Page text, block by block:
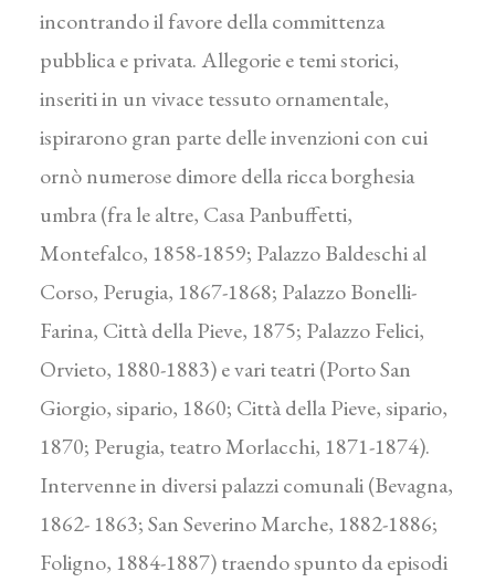
incontrando il favore della committenza
pubblica e privata. Allegorie e temi storici,
inseriti in un vivace tessuto ornamentale,
ispirarono gran parte delle invenzioni con cui
ornò numerose dimore della ricca borghesia
umbra (fra le altre, Casa Panbuffetti,
Montefalco, 1858-1859; Palazzo Baldeschi al
Corso, Perugia, 1867-1868; Palazzo Bonelli-
Farina, Città della Pieve, 1875; Palazzo Felici,
Orvieto, 1880-1883) e vari teatri (Porto San
Giorgio, sipario, 1860; Città della Pieve, sipario,
1870; Perugia, teatro Morlacchi, 1871-1874).
Intervenne in diversi palazzi comunali (Bevagna,
1862- 1863; San Severino Marche, 1882-1886;
Foligno, 1884-1887) traendo spunto da episodi